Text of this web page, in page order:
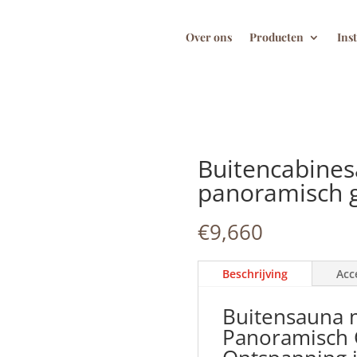
Over ons Producten
panoramisch
€9,660
Beschrijving
Buitensauna
Panoramisch